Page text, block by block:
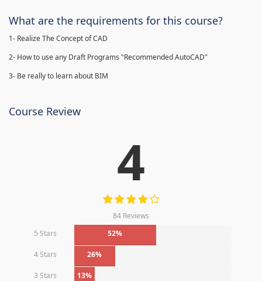
What are the requirements for this course?
1- Realize The Concept of CAD
2- How to use any Draft Programs "Recommended AutoCAD"
3- Be really to learn about BIM
Course Review
4
84 Reviews
5 Stars
52%
4 Stars 26%
3 Stars 13%